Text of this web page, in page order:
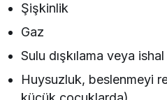
Şişkinlik
Gaz
Sulu dışkılama veya ishal
Huysuzluk, beslenmeyi